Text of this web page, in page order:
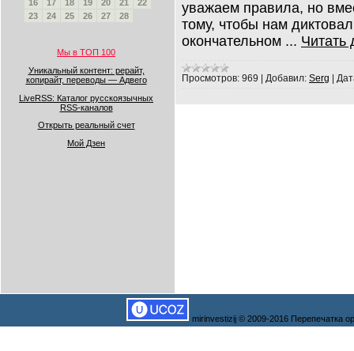
16
17 18 19 20 21
22
23
24 25 26 27 28
Мы в ТОП 100
Уникальный контент: рерайт,
копирайт, переводы — Адвего
LiveRSS: Каталог русскоязычных
RSS-каналов
Открыть реальный счет
Мой Дзен
уважаем правила, но
тому, чтобы нам
окончательном ... Читать
Просмотров: 969 | Добавил: Serg |
mirinvestizij © 2009-2016 Перепечатка